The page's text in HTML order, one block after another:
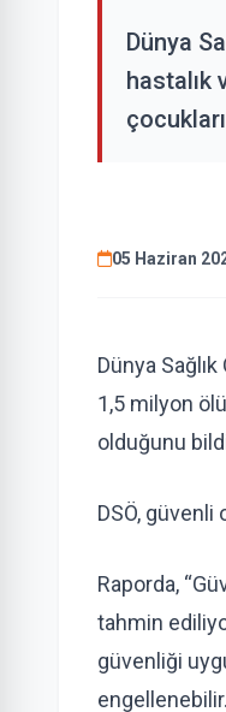
Dünya
hastalık
05 Haziran
Dünya
1,5 milyon
olduğunu
DSÖ, güvenli
Raporda,
tahmin
güvenliği